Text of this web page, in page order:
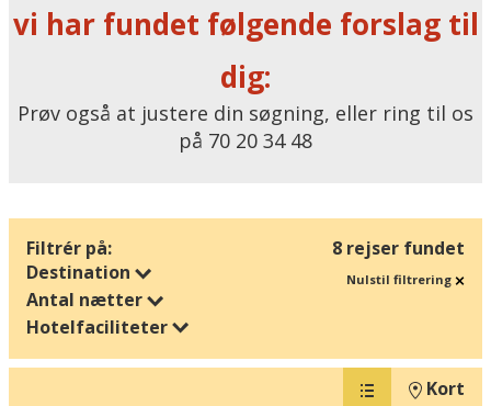
vi har fundet følgende forslag til
dig:
Prøv også at justere din søgning, eller ring til os
på 70 20 34 48
Filtrér på:
8 rejser fundet
Destination
Antal nætter
Hotelfaciliteter
Nulstil filtrering
Kort